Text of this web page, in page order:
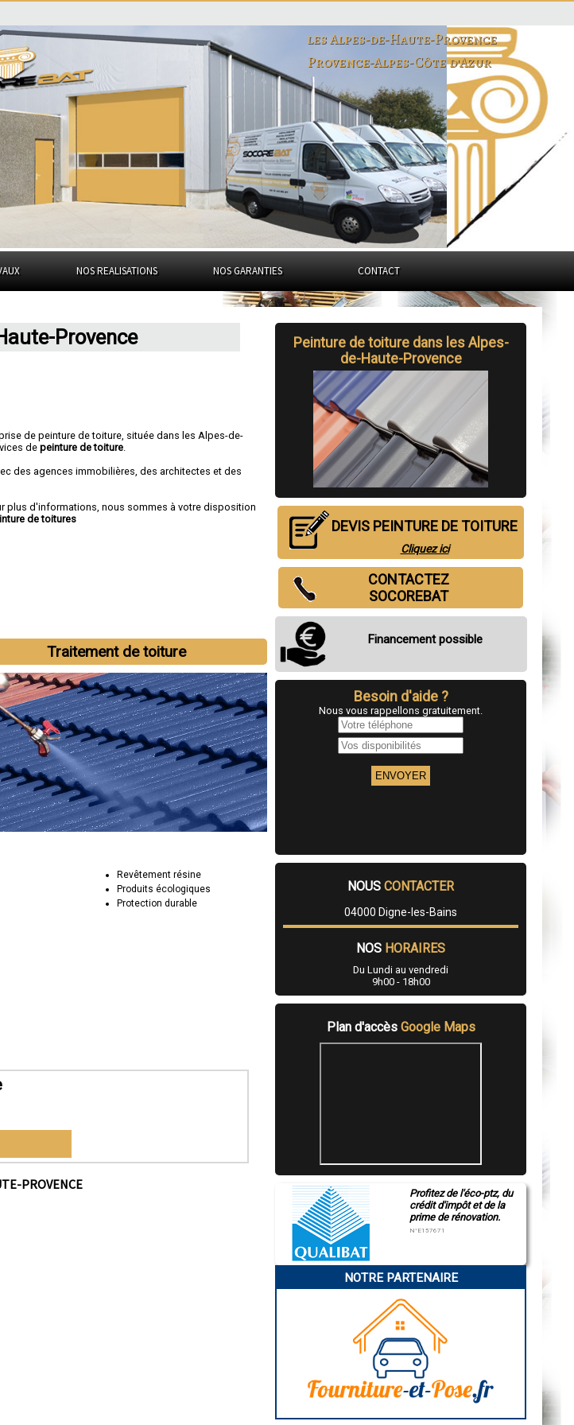
les Alpes-de-Haute-Provence
Provence-Alpes-Côte d'Azur
NOS REALISATIONS NOS GARANTIES CONTACT
Provence
de peinture de toiture, située dans les Alpes-de-
depeinture de toiture
des agences immobilières, des architectes et des
plus d'informations, nous sommes à votre disposition
de toitures
Traitement de toiture
Revêtement résine
Produits écologiques
Protection durable
PROVENCE
Peinture de toiture dans les Alpes-
de-Haute-Provence
DEVIS PEINTURE DE TOITURE
Cliquez ici
CONTACTEZ
SOCOREBAT
Financement possible
Besoin d'aide ?
Nous vous rappellons gratuitement.
NOUS CONTACTER
04000 Digne-les-Bains
NOS HORAIRES
Du Lundi au vendredi
9h00 - 18h00
Plan d'accès Google Maps
Profitez de l'éco-ptz, du
crédit d'impôt et de la
prime de rénovation.
N°E157671
NOTRE PARTENAIRE